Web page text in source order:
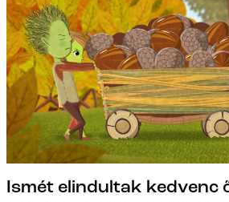
Ismét elindultak kedvenc